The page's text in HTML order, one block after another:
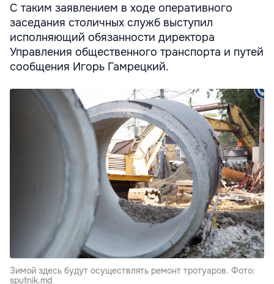
С таким заявлением в ходе оперативного
заседания столичных служб выступил
исполняющий обязанности директора
Управления общественного транспорта и путей
сообщения Игорь Гамрецкий.
Зимой здесь будут осуществлять ремонт тротуаров. Фото:
sputnik.md